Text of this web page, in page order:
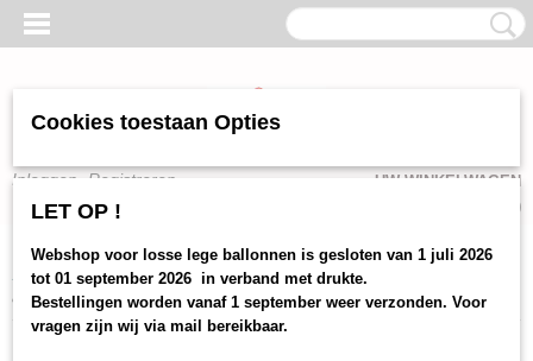
Inloggen Registreren
UW WINKELWAGEN
(0)
Home> webshop>diverse feestartikelen>ballonnen toebehoren
op rol goud
Cookies toestaan Opties
LET OP !
Webshop voor losse lege ballonnen is gesloten van 1 juli 2026
tot 01 september 2026 in verband met drukte.
Bestellingen worden vanaf 1 september weer verzonden. Voor
vragen zijn wij via mail bereikbaar.